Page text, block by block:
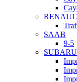
SAAB
9-5
SUBARU